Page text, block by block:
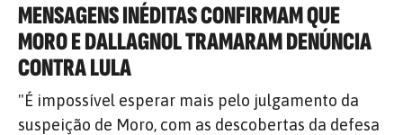
MENSAGENS INÉDITAS CONFIRMAM QUE
MORO E DALLAGNOL TRAMARAM DENÚNCIA
CONTRA LULA
"É impossível esperar mais pelo julgamento da
suspeição de Moro, com as descobertas da defesa